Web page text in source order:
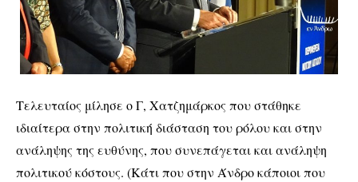
Τελευταίος μίλησε ο Γ, Χατζημάρκος που στάθηκε
ιδιαίτερα στην πολιτική διάσταση του ρόλου και στην
ανάληψης της ευθύνης, που συνεπάγεται και ανάληψη
πολιτικού κόστους. (Κάτι που στην Άνδρο κάποιοι που